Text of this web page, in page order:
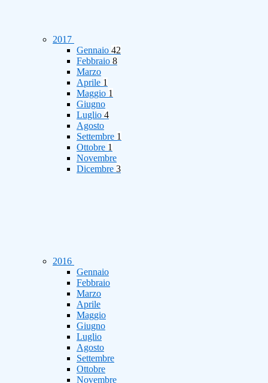
2017
Gennaio 42
Febbraio 8
Marzo
Aprile 1
Maggio 1
Giugno
Luglio 4
Agosto
Settembre 1
Ottobre 1
Novembre
Dicembre 3
2016
Gennaio
Febbraio
Marzo
Aprile
Maggio
Giugno
Luglio
Agosto
Settembre
Ottobre
Novembre